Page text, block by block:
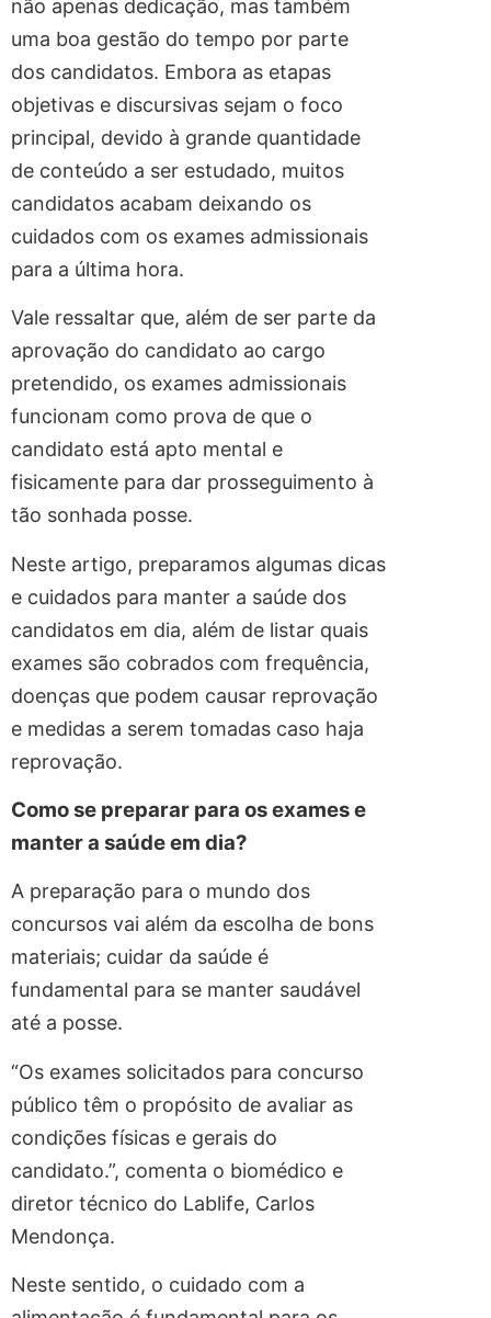
não apenas dedicação, mas também
uma boa gestão do tempo por parte
dos candidatos. Embora as etapas
objetivas e discursivas sejam o foco
principal, devido à grande quantidade
de conteúdo a ser estudado, muitos
candidatos acabam deixando os
cuidados com os exames admissionais
para a última hora.
Vale ressaltar que, além de ser parte da
aprovação do candidato ao cargo
pretendido, os exames admissionais
funcionam como prova de que o
candidato está apto mental e
fisicamente para dar prosseguimento à
tão sonhada posse.
Neste artigo, preparamos algumas dicas
e cuidados para manter a saúde dos
candidatos em dia, além de listar quais
exames são cobrados com frequência,
doenças que podem causar reprovação
e medidas a serem tomadas caso haja
reprovação.
Como se preparar para os exames e
manter a saúde em dia?
A preparação para o mundo dos
concursos vai além da escolha de bons
materiais; cuidar da saúde é
fundamental para se manter saudável
até a posse.
“Os exames solicitados para concurso
público têm o propósito de avaliar as
condições físicas e gerais do
candidato.”, comenta o biomédico e
diretor técnico do Lablife, Carlos
Mendonça.
Neste sentido, o cuidado com a